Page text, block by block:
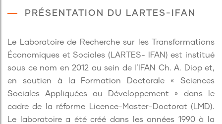
PRÉSENTATION DU LARTES-IFAN
Le Laboratoire de Recherche sur les Transformations
Économiques et Sociales (LARTES- IFAN) est institué
sous ce nom en 2012 au sein de l’IFAN Ch. A. Diop et,
en soutien à la Formation Doctorale « Sciences
Sociales Appliquées au Développement » dans le
cadre de la réforme Licence-Master-Doctorat (LMD).
Le laboratoire a été créé dans les années 1990 à la